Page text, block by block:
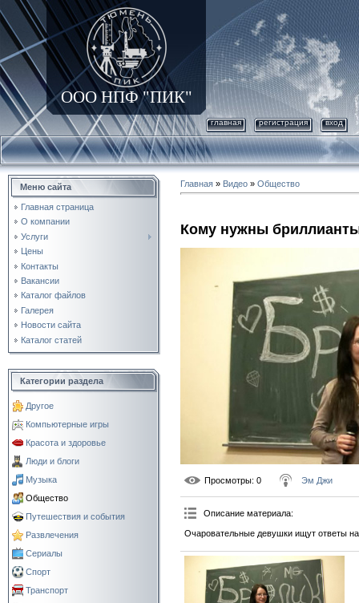
ООО НПФ "ПИК"
главная регистрация вход
Меню сайта
Главная страница
О компании
Услуги
Цены
Контакты
Вакансии
Каталог файлов
Галерея
Новости сайта
Каталог статей
Категории раздела
Другое
Компьютерные игры
Красота и здоровье
Люди и блоги
Музыка
Общество
Путешествия и события
Развлечения
Сериалы
Спорт
Транспорт
Главная » Видео » Общество
Кому нужны
Просмотры: 0 Эм Джи
Описание материала:
Очаровательные девушки ищут ответы